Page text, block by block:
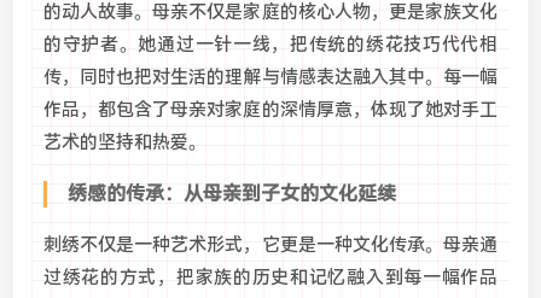
的动人故事。母亲不仅是家庭的核心人物，更是家族文化
的守护者。她通过一针一线，把传统的绣花技巧代代相
传，同时也把对生活的理解与情感表达融入其中。每一幅
作品，都包含了母亲对家庭的深情厚意，体现了她对手工
艺术的坚持和热爱。
绣感的传承：从母亲到子女的文化延续
刺绣不仅是一种艺术形式，它更是一种文化传承。母亲通
过绣花的方式，把家族的历史和记忆融入到每一幅作品